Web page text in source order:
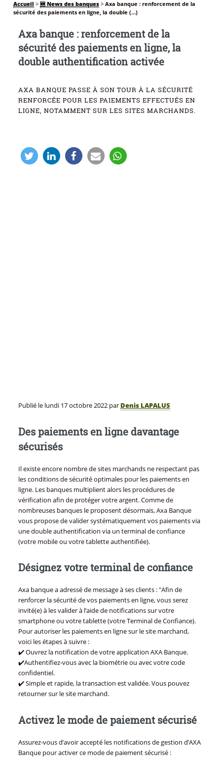
Accueil > 🆕 News des banques> Axa banque : renforcement de la
sécurité des paiements en ligne, la double (…)
Axa banque : renforcement de la
sécurité des paiements en ligne, la
double authentification activée
AXA BANQUE PASSE À SON TOUR À LA SÉCURITÉ
RENFORCÉE POUR LES PAIEMENTS EFFECTUÉS EN
LIGNE, NOTAMMENT SUR LES SITES MARCHANDS.
Publié le lundi 17 octobre 2022par Denis LAPALUS
Des paiements en ligne davantage
sécurisés
Il existe encore nombre de sites marchands ne respectant pas
les conditions de sécurité optimales pour les paiements en
ligne. Les banques multiplient alors les procédures de
vérification afin de protéger votre argent. Comme de
nombreuses banques le proposent désormais, Axa Banque
vous propose de valider systématiquement vos paiements via
une double authentification via un terminal de confiance
(votre mobile ou votre tablette authentifiée).
Désignez votre terminal de confiance
Axa banque a adressé de message à ses clients : "Afin de
renforcer la sécurité de vos paiements en ligne, vous serez
invité(e) à les valider à l’aide de notifications sur votre
smartphone ou votre tablette (votre Terminal de Confiance).
Pour autoriser les paiements en ligne sur le site marchand,
voici les étapes à suivre :
✔️ Ouvrez la notification de votre application AXA Banque.
✔️Authentifiez-vous avec la biométrie ou avec votre code
confidentiel.
✔️ Simple et rapide, la transaction est validée. Vous pouvez
retourner sur le site marchand.
Activez le mode de paiement sécurisé
Assurez-vous d’avoir accepté les notifications de gestion d’AXA
Banque pour activer ce mode de paiement sécurisé :